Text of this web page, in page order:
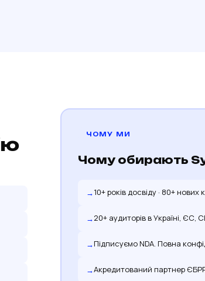
ЧОМУ МИ
Чому обирають
10+ років досвіду · 80+ нових
20+ аудиторів в Україні, ЄС,
Підписуємо NDA. Повна
Акредитований партнер